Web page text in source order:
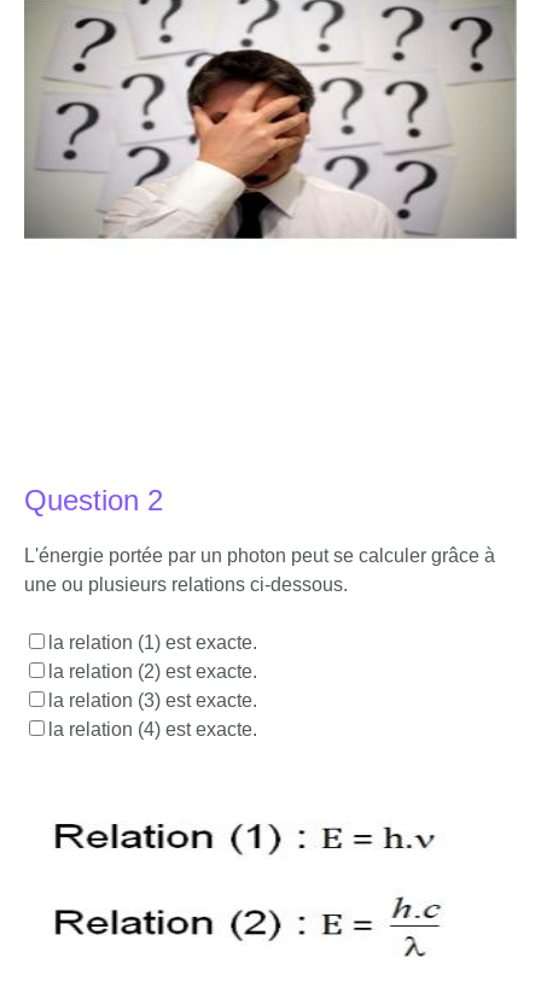
Question 2
L'énergie portée par un photon peut se calculer grâce à
une ou plusieurs relations ci-dessous.
la relation (1) est exacte.
la relation (2) est exacte.
la relation (3) est exacte.
la relation (4) est exacte.